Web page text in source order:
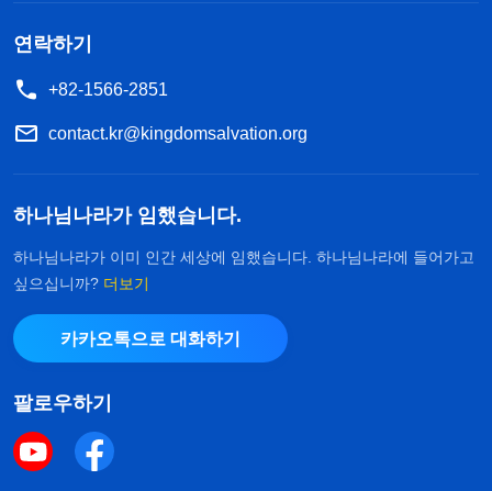
연락하기
+82-1566-2851
contact.kr@kingdomsalvation.org
하나님나라가 임했습니다.
하나님나라가 이미 인간 세상에 임했습니다. 하나님나라에 들어가고
싶으십니까? 더보기
카카오톡으로 대화하기
팔로우하기